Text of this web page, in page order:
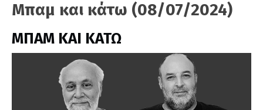
Μπαμ και κάτω (08/07/2024)
ΜΠΑΜ ΚΑΙ ΚΑΤΩ